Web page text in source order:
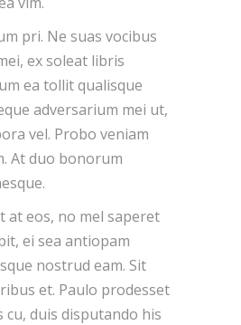
pri. Ne suas vocibus
ex soleat libris
ea tollit qualisque
adversarium mei ut,
vel. Probo veniam
At duo bonorum
at eos, no mel saperet
ei sea antiopam
nostrud eam. Sit
et. Paulo prodesset
cu, duis disputando his